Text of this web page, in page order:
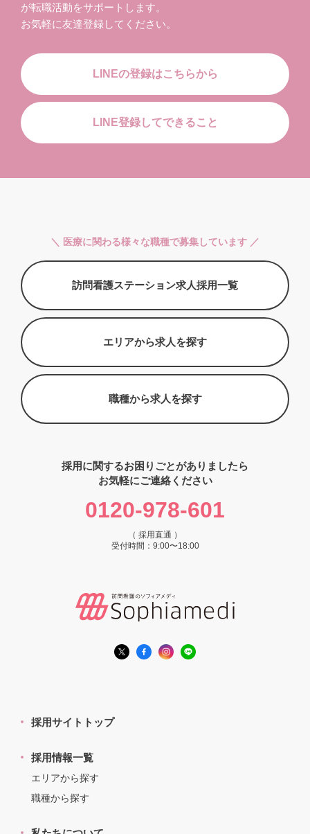
が転職活動をサポートします。
お気軽に友達登録してください。
LINEの登録はこちらから
LINE登録してできること
＼ 医療に関わる様々な職種で募集しています ／
訪問看護ステーション求人採用一覧
エリアから求人を探す
職種から求人を探す
採用に関するお困りごとがありましたら
お気軽にご連絡ください
0120-978-601
（ 採用直通 ）
受付時間：9:00〜18:00
採用サイトトップ
採用情報一覧
エリアから探す
職種から探す